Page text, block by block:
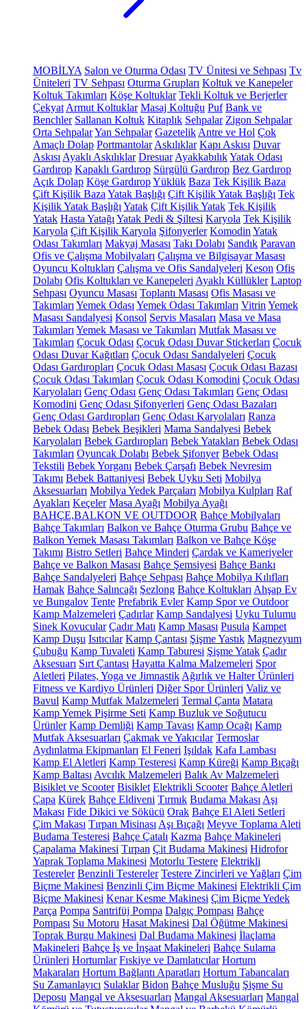
MOBİLYA Salon ve Oturma Odası TV Ünitesi ve Sehpası Tv
Üniteleri TV Sehpası Oturma Grupları Koltuk ve Kanepeler
Koltuk Takımları Köşe Koltuklar Tekli Koltuk ve Berjerler
Çekyat Armut Koltuklar Masaj Koltuğu Puf Bank ve
Benchler Sallanan Koltuk Kitaplık Sehpalar Zigon Sehpalar
Orta SehpalarYan Sehpalar Gazetelik Antre ve Hol Çok
Amaçlı Dolap Portmantolar Askılıklar Kapı Askısı Duvar
Askısı Ayaklı Askılıklar Dresuar AyakkabılıkYatak Odası
Gardırop Kapaklı Gardırop Sürgülü Gardırop Bez Gardırop
Açık Dolap Köşe GardıropYüklük Baza Tek Kişilik Baza
Çift Kişilik Baza Yatak Başlığı Çift Kişilik Yatak Başlığı Tek
Kişilik Yatak Başlığı Yatak Çift Kişilik Yatak Tek Kişilik
Yatak Hasta Yatağı Yatak Pedi & Şiltesi Karyola Tek Kişilik
Karyola Çift Kişilik Karyola Şifonyerler Komodin Yatak
Odası Takımları Makyaj Masası Takı Dolabı Sandık Paravan
Ofis ve Çalışma Mobilyaları Çalışma ve Bilgisayar Masası
Oyuncu Koltukları Çalışma ve Ofis Sandalyeleri Keson Ofis
Dolabı Ofis Koltukları ve Kanepeleri Ayaklı Küllükler Laptop
Sehpası Oyuncu Masası Toplantı Masası Ofis Masası ve
Takımları Yemek Odası Yemek Odası Takımları Vitrin Yemek
Masası Sandalyesi Konsol Servis Masaları Masa ve Masa
Takımları Yemek Masası ve Takımları Mutfak Masası ve
Takımları Çocuk Odası Çocuk Odası Duvar Stickerları Çocuk
Odası Duvar Kağıtları Çocuk Odası Sandalyeleri Çocuk
Odası Gardıropları Çocuk Odası Masası Çocuk Odası Bazası
Çocuk Odası Takımları Çocuk Odası Komodini Çocuk Odası
Karyolaları Genç Odası Genç Odası Takımları Genç Odası
Komodini Genç Odası Şifonyerleri Genç Odası Bazaları
Genç Odası Gardıropları Genç Odası Karyolaları Ranza
Bebek Odası Bebek Beşikleri Mama Sandalyesi Bebek
Karyolaları Bebek Gardıropları Bebek Yatakları Bebek Odası
Takımları Oyuncak Dolabı Bebek Şifonyer Bebek Odası
Tekstili Bebek Yorganı Bebek Çarşafı Bebek Nevresim
Takımı Bebek Battaniyesi Bebek Uyku Seti Mobilya
Aksesuarları Mobilya Yedek Parçaları Mobilya Kulpları Raf
Ayakları Keçeler Masa Ayağı Mobilya Ayağı
BAHÇE,BALKON VE OUTDOOR Bahçe Mobilyaları
Bahçe Takımları Balkon ve Bahçe Oturma Grubu Bahçe ve
Balkon Yemek Masası Takımları Balkon ve Bahçe Köşe
Takımı Bistro Setleri Bahçe Minderi Çardak ve Kameriyeler
Bahçe ve Balkon Masası Bahçe Şemsiyesi Bahçe Bankı
Bahçe Sandalyeleri Bahçe Sehpası Bahçe Mobilya Kılıfları
Hamak Bahçe Salıncağı Şezlong Bahçe Koltukları Ahşap Ev
ve Bungalov Tente Prefabrik Evler Kamp Spor ve Outdoor
Kamp Malzemeleri Çadırlar Kamp Sandalyesi Uyku Tulumu
Sinek Kovucular Çadır Matı Kamp Masası Pusula Kampet
Kamp Duşu Isıtıcılar Kamp Çantası Şişme Yastık Magnezyum
Çubuğu Kamp Tuvaleti Kamp Taburesi Şişme Yatak Çadır
Aksesuarı Sırt Çantası Hayatta Kalma Malzemeleri Spor
Aletleri Pilates, Yoga ve Jimnastik Ağırlık ve Halter Ürünleri
Fitness ve Kardiyo Ürünleri Diğer Spor Ürünleri Valiz ve
Bavul Kamp Mutfak Malzemeleri Termal Çanta Matara
Kamp Yemek Pişirme Seti Kamp Buzluk ve Soğutucu
Ürünler Kamp Demliği Kamp Tavası Kamp Ocağı Kamp
Mutfak Aksesuarları Çakmak ve Yakıcılar Termoslar
Aydınlatma Ekipmanları El Feneri Işıldak Kafa Lambası
Kamp El Aletleri Kamp Testeresi Kamp Küreği Kamp Bıçağı
Kamp Baltası Avcılık Malzemeleri Balık Av Malzemeleri
Bisiklet ve Scooter Bisiklet Elektrikli Scooter Bahçe Aletleri
Çapa Kürek Bahçe Eldiveni Tırmık Budama Makası Aşı
Makası Fide Dikici ve Sökücü Orak Bahçe El Aleti Setleri
Çim Makası Tırpan Misinası Aşı Bıçağı Meyve Toplama Aleti
Budama Testeresi Bahçe Çatalı Kazma Bahçe Makineleri
Çapalama Makinesi Tırpan Çit Budama Makinesi Hidrofor
Yaprak Toplama Makinesi Motorlu Testere Elektrikli
Testereler Benzinli Testereler Testere Zincirleri ve Yağları Çim
Biçme Makinesi Benzinli Çim Biçme Makinesi Elektrikli Çim
Biçme Makinesi Kenar Kesme Makinesi Çim Biçme Yedek
Parça Pompa Santrifüj Pompa Dalgıç Pompası Bahçe
Pompası Su Motoru Hasat Makinesi Dal Öğütme Makinesi
Toprak Burgu Makinesi Dal Budama Makinesi İlaçlama
Makineleri Bahçe İş ve İnşaat Makineleri Bahçe Sulama
Ürünleri Hortumlar Fıskiye ve Damlatıcılar Hortum
Makaraları Hortum Bağlantı Aparatları Hortum Tabancaları
Su Zamanlayıcı Sulaklar Bidon Bahçe Musluğu Şişme Su
Deposu Mangal ve Aksesuarları Mangal Aksesuarları Mangal